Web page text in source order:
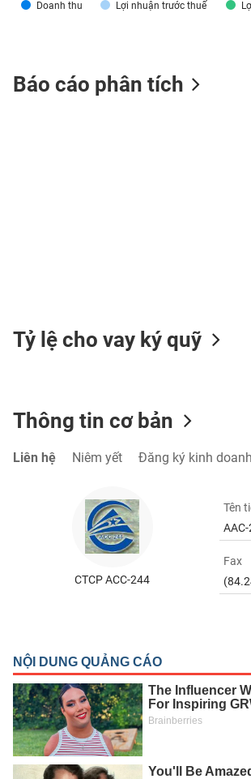
Doanh thu Lợi nhuận trước thuế
Báo cáo phân tích
Tỷ lệ cho vay ký quỹ
Thông tin cơ bản
Liên hệ Niêm yết Đăng ký kinh doanh
CTCP ACC-244
Tên
Fax
YẾU
CHĂM
SÓC
KHỎE
NGHỆ
THÔNG
TIN
DỊCH